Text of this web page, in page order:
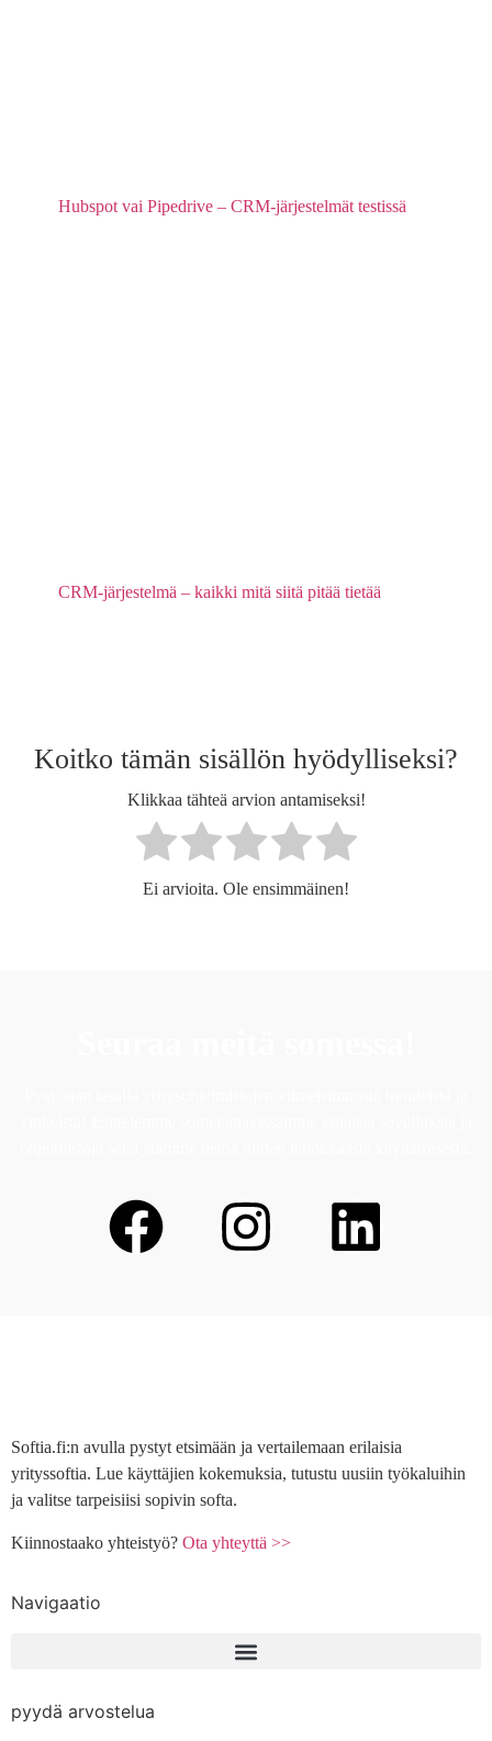
Hubspot vai Pipedrive – CRM-järjestelmät testissä
CRM-järjestelmä – kaikki mitä siitä pitää tietää
Koitko tämän sisällön hyödylliseksi?
Klikkaa tähteä arvion antamiseksi!
Ei arvioita. Ole ensimmäinen!
Softia.fi:n avulla pystyt etsimään ja vertailemaan erilaisia
yrityssoftia. Lue käyttäjien kokemuksia, tutustu uusiin työkaluihin
ja valitse tarpeisiisi sopivin softa.
Kiinnostaako yhteistyö? Ota yhteyttä >>
Navigaatio
pyydä arvostelua